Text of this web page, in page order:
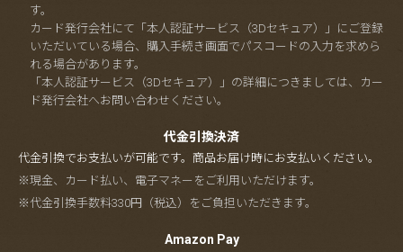
す。
カード発行会社にて「本人認証サービス（3Dセキュア）」にご登録
いただいている場合、購入手続き画面でパスコードの入力を求めら
れる場合があります。
「本人認証サービス（3Dセキュア）」の詳細につきましては、カー
ド発行会社へお問い合わせください。
代金引換決済
代金引換でお支払いが可能です。商品お届け時にお支払いください。
※現金、カード払い、電子マネーをご利用いただけます。
※代金引換手数料330円（税込）をご負担いただきます。
Amazon Pay